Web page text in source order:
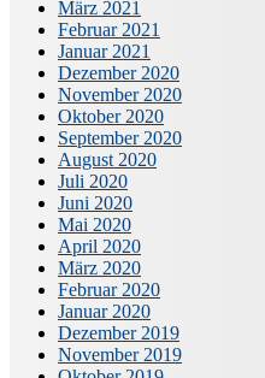
März 2021
Februar 2021
Januar 2021
Dezember 2020
November 2020
Oktober 2020
September 2020
August 2020
Juli 2020
Juni 2020
Mai 2020
April 2020
März 2020
Februar 2020
Januar 2020
Dezember 2019
November 2019